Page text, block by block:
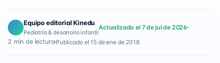
Equipo editorial Kinedu
Pediatría & desarrollo infantil
Actualizado el 7 de jul de 2026
2 min de lectura Publicado el 15 de ene de 2018